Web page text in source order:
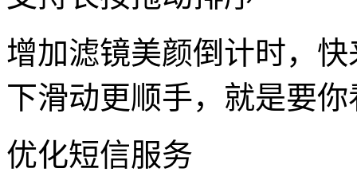
增加滤镜美颜倒计时，
下滑动更顺手，就是要你
优化短信服务